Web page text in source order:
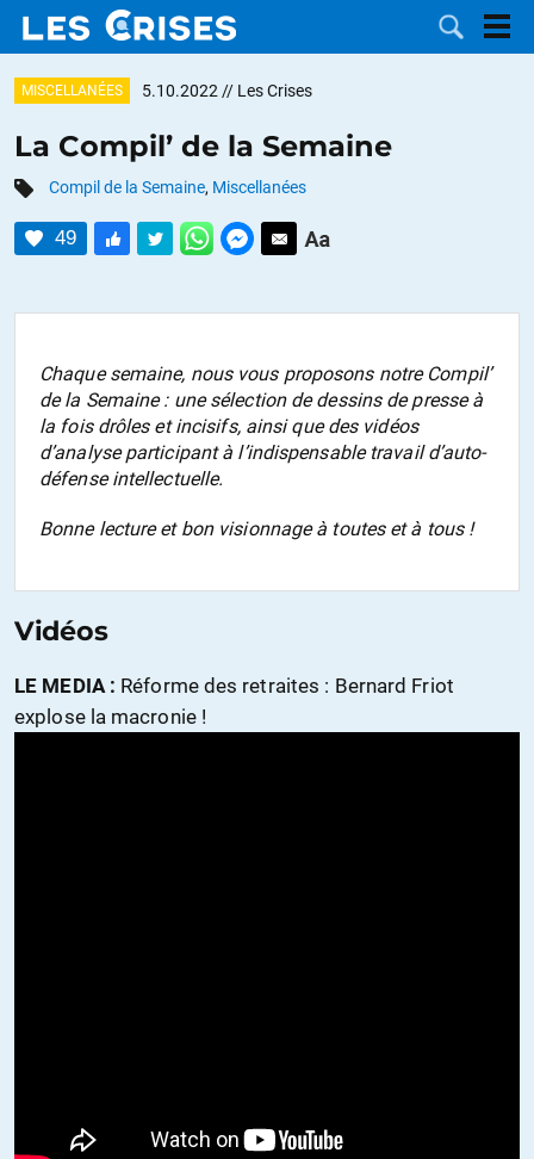
LES
NOUS
CONTACTER
FAIRE UN
MISCELLANÉES 5.10.2022 // Les Crises
La Compil’ de la Semaine
Compil de la Semaine, Miscellanées
49
Chaque semaine, nous vous proposons notre Compil’
de la Semaine: une sélection de dessins de presse à
la fois drôles et incisifs, ainsi que des vidéos
d’analyse participant à l’indispensable travail d’auto-
défense intellectuelle.
Bonne lecture et bon visionnage à toutes et à tous !
Vidéos
LE MEDIA : Réforme des retraites : Bernard Friot
explose la macronie !